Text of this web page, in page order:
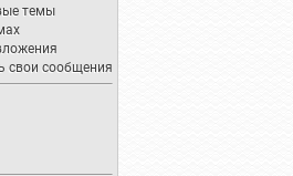
темы
свои сообщения